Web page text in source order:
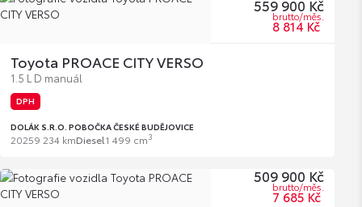
Toyota PROACE CITY VERSO
1.5 L D manuál
DPH
DOLÁK S.R.O. POBOČKA ČESKÉ BUDĚJOVICE
20259 234 kmDiesel1 499 cm3
559 900 Kč
brutto/měs.
8 814 Kč
509 900 Kč
brutto/měs.
7 685 Kč